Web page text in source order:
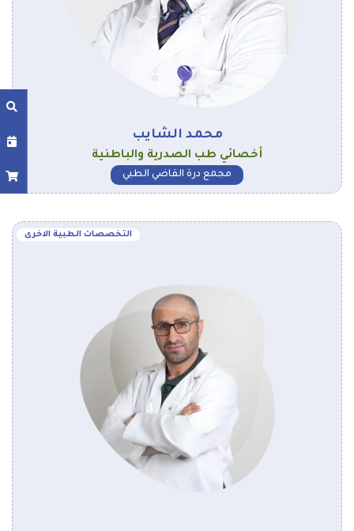
محمد الشايب
أخصائي طب الصدرية والباطنية
مجمع درة القاضي الطبي
التخصصات الطبية الاخرى